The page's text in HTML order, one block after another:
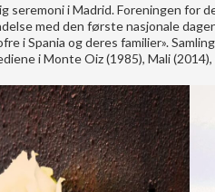
seremoni i Madrid. Foreningen for
med den første nasjonale
i Spania og deres familier».
i Monte Oiz (1985), Mali